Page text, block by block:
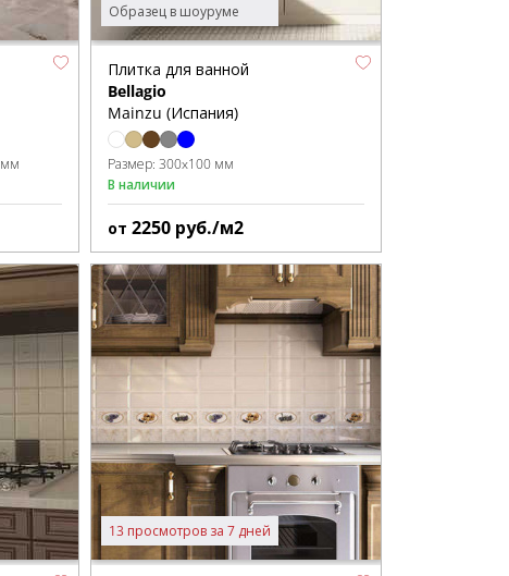
мм
Образец в шоуруме
Плитка для ванной
Bellagio
Mainzu (Испания)
Размер: 300x100 мм
В наличии
от 2250 руб./м2
13 просмотров за 7 дней